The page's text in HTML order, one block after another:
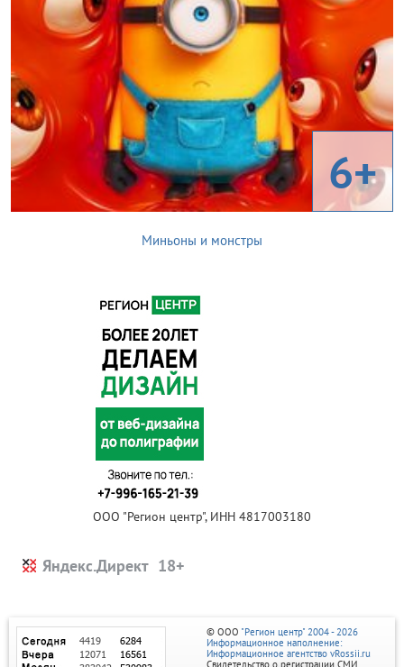
6+
Миньоны и монстры
ООО "Регион центр", ИНН 4817003180
Яндекс.Директ
© ООО "Регион центр" 2004 - 2026
Информационное наполнение:
Информационное агентство vRossii.ru
Свидетельство о регистрации СМИ